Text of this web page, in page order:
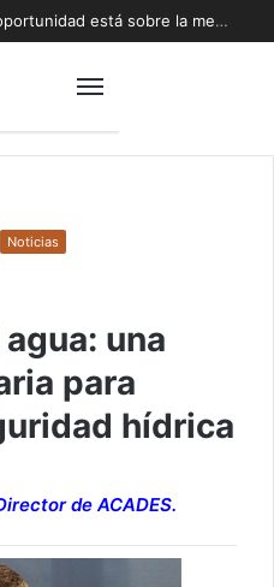
Biministro Daniel Mas: “La oportunidad está sobre la mesa y tenemos que aprovecharla”
Noticias
una
para
hídrica
de ACADES.